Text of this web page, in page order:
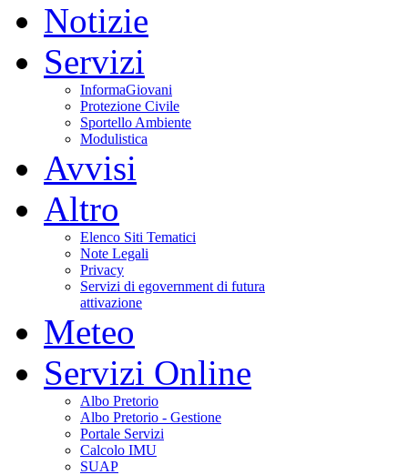
Notizie
Servizi
InformaGiovani
Protezione Civile
Sportello Ambiente
Modulistica
Avvisi
Altro
Elenco Siti Tematici
Note Legali
Privacy
Servizi di egovernment di futura
attivazione
Meteo
Servizi Online
Albo Pretorio
Albo Pretorio - Gestione
Portale Servizi
Calcolo IMU
SUAP